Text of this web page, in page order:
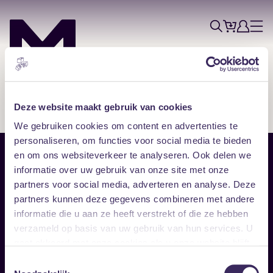
Deze website maakt gebruik van cookies
We gebruiken cookies om content en advertenties te
personaliseren, om functies voor social media te bieden
en om ons websiteverkeer te analyseren. Ook delen we
informatie over uw gebruik van onze site met onze
partners voor social media, adverteren en analyse. Deze
partners kunnen deze gegevens combineren met andere
informatie die u aan ze heeft verstrekt of die ze hebben
verzameld op basis van uw gebruik van hun services. U
ZoekTicketsAccount
Menu
Sitemap
Home
Vrijwilligers
Verhuur
Disclaimer
Toegankelijkheid
Privacy & cookies
Follow